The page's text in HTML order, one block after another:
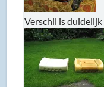
Verschil is duidelijk